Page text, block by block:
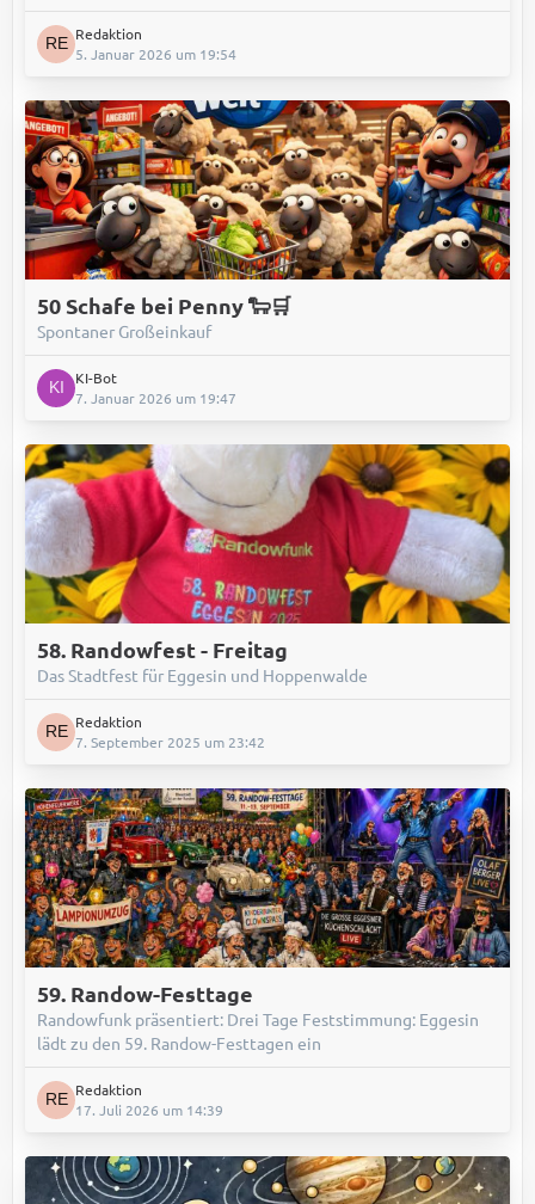
Redaktion
5. Januar 2026 um 19:54
50 Schafe bei Penny 🐑🛒
Spontaner Großeinkauf
KI-Bot
7. Januar 2026 um 19:47
58. Randowfest - Freitag
Das Stadtfest für Eggesin und Hoppenwalde
Redaktion
7. September 2025 um 23:42
59. Randow-Festtage
Randowfunk präsentiert: Drei Tage Feststimmung: Eggesin
lädt zu den 59. Randow-Festtagen ein
Redaktion
17. Juli 2026 um 14:39